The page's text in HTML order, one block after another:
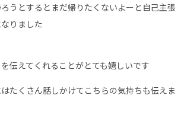
うとするとまだ帰りたくないよーと自己主張
りました
伝えてくれることがとても嬉しいです
たくさん話しかけてこちらの気持ちも伝えま